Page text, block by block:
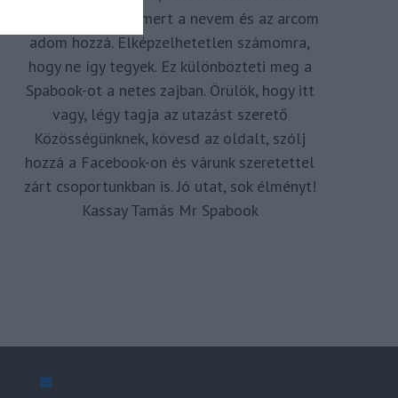
megkomponálva, mert a nevem és az arcom
adom hozzá. Elképzelhetetlen számomra,
hogy ne így tegyek. Ez különbözteti meg a
Spabook-ot a netes zajban. Örülök, hogy itt
vagy, légy tagja az utazást szerető
Közösségünknek, kövesd az oldalt, szólj
hozzá a Facebook-on és várunk szeretettel
zárt csoportunkban is. Jó utat, sok élményt!
Kassay Tamás Mr Spabook